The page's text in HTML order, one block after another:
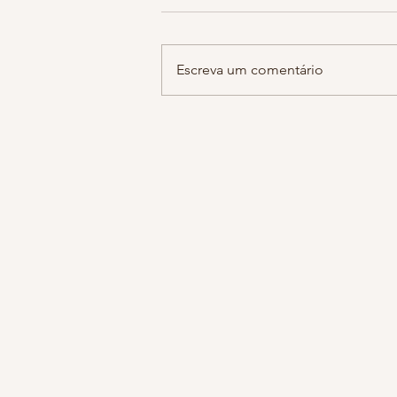
hoje estava falando com a minha
do cérebro sem se dar...
Escreva um comentário